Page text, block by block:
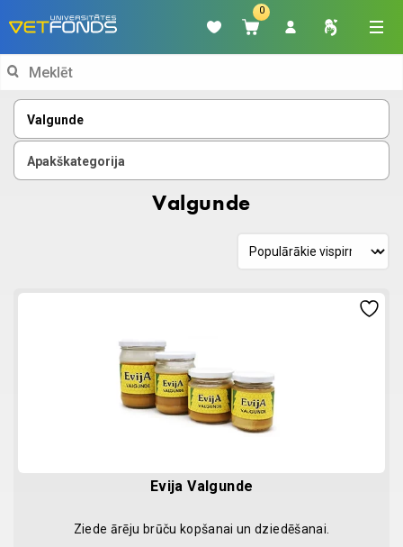
0
Search
Valgunde
Apakškategorija
Valgunde
Evija Valgunde
Ziede ārēju brūču kopšanai un dziedēšanai.